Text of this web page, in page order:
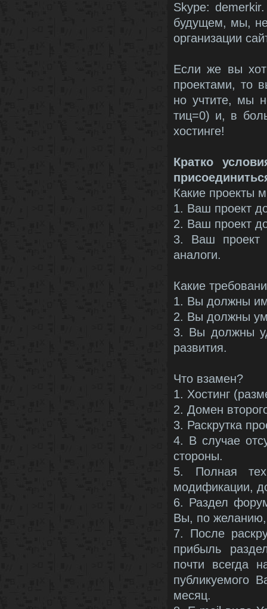
Skype:
будущем, мы,
организации
Если же вы
проектами, то
но учтите, мы
тиц=0) и, в
хостинге!
Кратко
Какие проекты
1. Ваш проект
2. Ваш проект
3. Ваш проект
аналоги.
Какие
1. Вы должны
2. Вы должны
3. Вы должны
развития.
Что взамен?
1. Хостинг
2. Домен
3. Раскрутка
4. В случае
стороны.
5. Полная
модификации,
6. Раздел
Вы, по желанию,
7. После
прибыль
почти всегда
публикуемого
месяц.